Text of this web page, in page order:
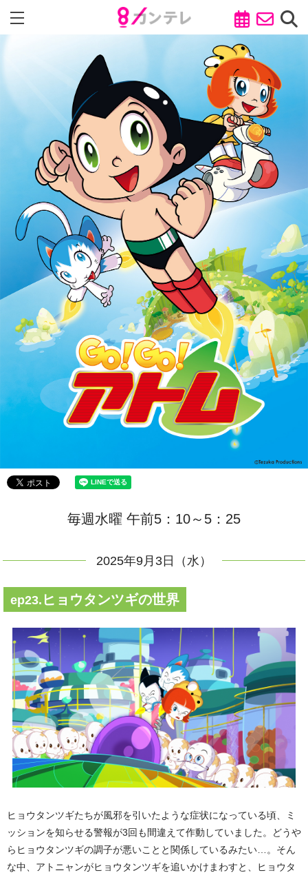
毎週水曜 午前5：10～5：25
2025年9月3日（水）
ep23. ヒョウタンツギの世界
ヒョウタンツギたちが風邪を引いたような症状になっている頃、ミ
ッションを知らせる警報が3回も間違えて作動していました。どうや
らヒョウタンツギの調子が悪いことと関係しているみたい…。そん
な中、アトニャンがヒョウタンツギを追いかけまわすと、ヒョウタ